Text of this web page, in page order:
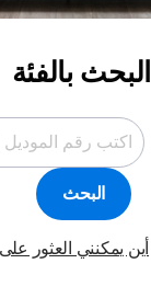
بالفئة
البحث
يمكنني العثور